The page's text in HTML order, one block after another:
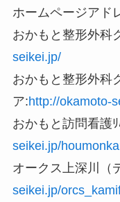
ホームページアド
おかもと整形外科
seikei.jp/
おかもと整形外科
ア:http://okamoto-
おかもと訪問看護ﾘ
seikei.jp/
オークス上深川（
seikei.jp/